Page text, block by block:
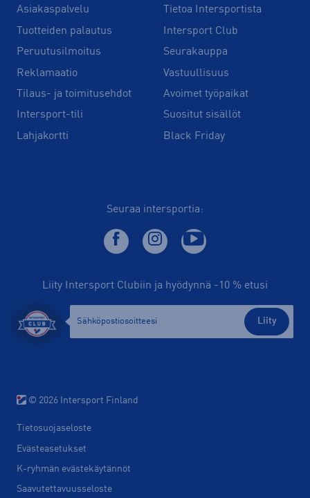
Asiakaspalvelu
Tuotteiden palautus
Peruutusilmoitus
Reklamaatio
Tilaus- ja toimitusehdot
Intersport-tili
Lahjakortti
Tietoa Intersportista
Intersport Club
Seurakauppa
Vastuullisuus
Avoimet työpaikat
Suositut sisällöt
Black Friday
Seuraa intersportia:
Liity Intersport Clubiin ja hyödynnä -10 % etusi
Liity
© 2026 Intersport Finland
Tietosuojaseloste
Evästeasetukset
K-ryhmän evästekäytännöt
Saavutettavuusseloste